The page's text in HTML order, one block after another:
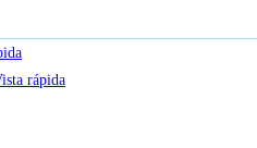
rápida